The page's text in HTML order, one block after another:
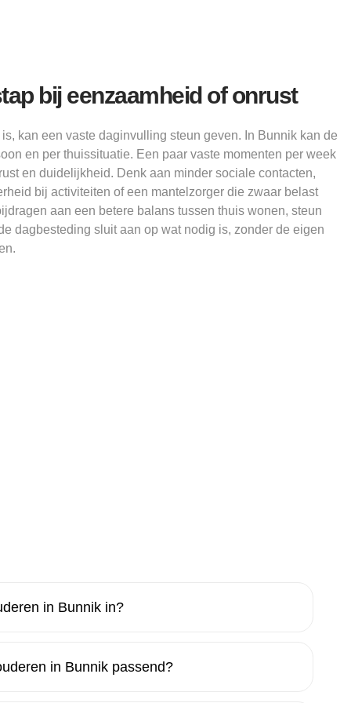
bij eenzaamheid of onrust
kan een vaste daginvulling steun geven. In Bunnik kan de
en per thuissituatie. Een paar vaste momenten per week
en duidelijkheid. Denk aan minder sociale contacten,
bij activiteiten of een mantelzorger die zwaar belast
aan een betere balans tussen thuis wonen, steun
dagbesteding sluit aan op wat nodig is, zonder de eigen
in Bunnik in?
in Bunnik passend?